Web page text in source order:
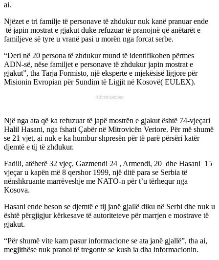
ai.
Njëzet e tri familje të personave të zhdukur nuk kanë pranuar ende
të japin mostrat e gjakut duke refuzuar të pranojnë që anëtarët e
familjeve së tyre u vranë pasi u morën nga forcat serbe.
“Deri në 20 persona të zhdukur mund të identifikohen përmes
ADN-së, nëse familjet e personave të zhdukur japin mostrat e
gjakut”, tha Tarja Formisto, një eksperte e mjekësisë ligjore për
Misionin Evropian për Sundim të Ligjit në Kosovë( EULEX).
Advertisement
Një nga ata që ka refuzuar të japë mostrën e gjakut është 74-vjeçari
Halil Hasani, nga fshati Çabër në Mitrovicën Veriore. Për më shumë
se 21 vjet, ai nuk e ka humbur shpresën për të parë përsëri katër
djemtë e tij të zhdukur.
Fadili, atëherë 32 vjeç, Gazmendi 24 , Armendi, 20 dhe Hasani 15
vjeçar u kapën më 8 qershor 1999, një ditë para se Serbia të
nënshkruante marrëveshje me NATO-n për t’u tërhequr nga
Kosova.
Hasani ende beson se djemtë e tij janë gjallë diku në Serbi dhe nuk u
është përgjigjur kërkesave të autoriteteve për marrjen e mostrave të
gjakut.
“Për shumë vite kam pasur informacione se ata janë gjallë”, tha ai,
megjithëse nuk pranoi të tregonte se kush ia dha informacionin.